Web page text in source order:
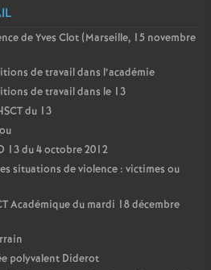
de Yves Clot (Marseille, 15 novembre
de travail dans l’académie
de travail dans le 13
du 13
13 du 4 octobre 2012
situations de violence : victimes ou
Académique du mardi 18 décembre
polyvalent Diderot